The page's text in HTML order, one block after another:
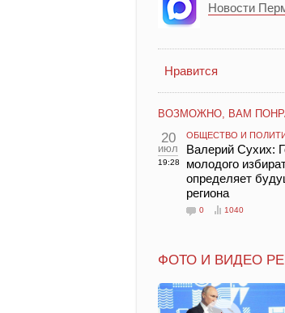
Новости
Нравится
ВОЗМОЖНО, ВАМ
20
июл
19:28
ОБЩЕСТВО И
Валерий Сухих:
молодого
определяет
региона
0 1040
ФОТО И ВИДЕО